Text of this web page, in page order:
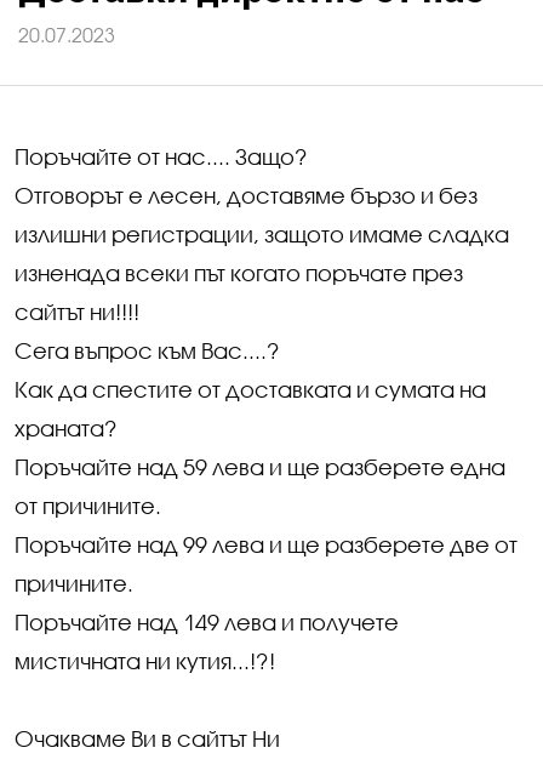
20.07.2023
Поръчайте от нас.... Защо?
Отговорът е лесен, доставяме бързо и без
излишни регистрации, защото имаме сладка
изненада всеки път когато поръчате през
сайтът ни!!!!
Сега въпрос към Вас....?
Как да спестите от доставката и сумата на
храната?
Поръчайте над 59 лева и ще разберете една
от причините.
Поръчайте над 99 лева и ще разберете две от
причините.
Поръчайте над 149 лева и получете
мистичната ни кутия...!?!
Очакваме Ви в сайтът Ни